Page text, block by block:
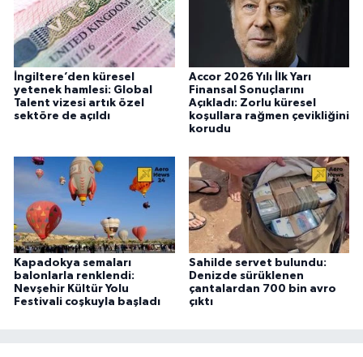
İngiltere’den küresel
yetenek hamlesi: Global
Talent vizesi artık özel
sektöre de açıldı
Accor 2026 Yılı İlk Yarı
Finansal Sonuçlarını
Açıkladı: Zorlu küresel
koşullara rağmen çevikliğini
korudu
Kapadokya semaları
balonlarla renklendi:
Nevşehir Kültür Yolu
Festivali coşkuyla başladı
Sahilde servet bulundu:
Denizde sürüklenen
çantalardan 700 bin avro
çıktı